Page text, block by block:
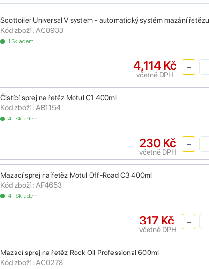
Scottoiler Universal V system - automatický systém mazání řetězu
Kód zboží : AC8938
1 Skladem
4,114 Kč
včetně DPH
Čistící sprej na řetěz Motul C1 400ml
Kód zboží : AB1154
4+ Skladem
230 Kč
včetně DPH
Mazací sprej na řetěz Motul Off-Road C3 400ml
Kód zboží : AF4653
4+ Skladem
317 Kč
včetně DPH
Mazací sprej na řetěz Rock Oil Professional 600ml
Kód zboží : AC0278